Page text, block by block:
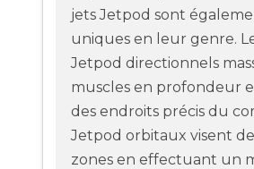
jets Jetpod sont
uniques en leur genre.
Jetpod directionnels
muscles en profondeur
des endroits précis du
Jetpod orbitaux visent
zones en effectuant un